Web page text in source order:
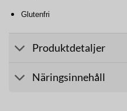
Glutenfri
Produktdetaljer
Näringsinnehåll